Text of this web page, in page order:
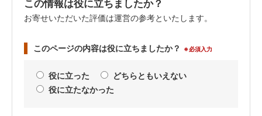
この情報は役に立ちましたか？
お寄せいただいた評価は運営の参考といたします。
このページの内容は役に立ちましたか？ ※必須入力
役に立った
どちらともいえない
役に立たなかった